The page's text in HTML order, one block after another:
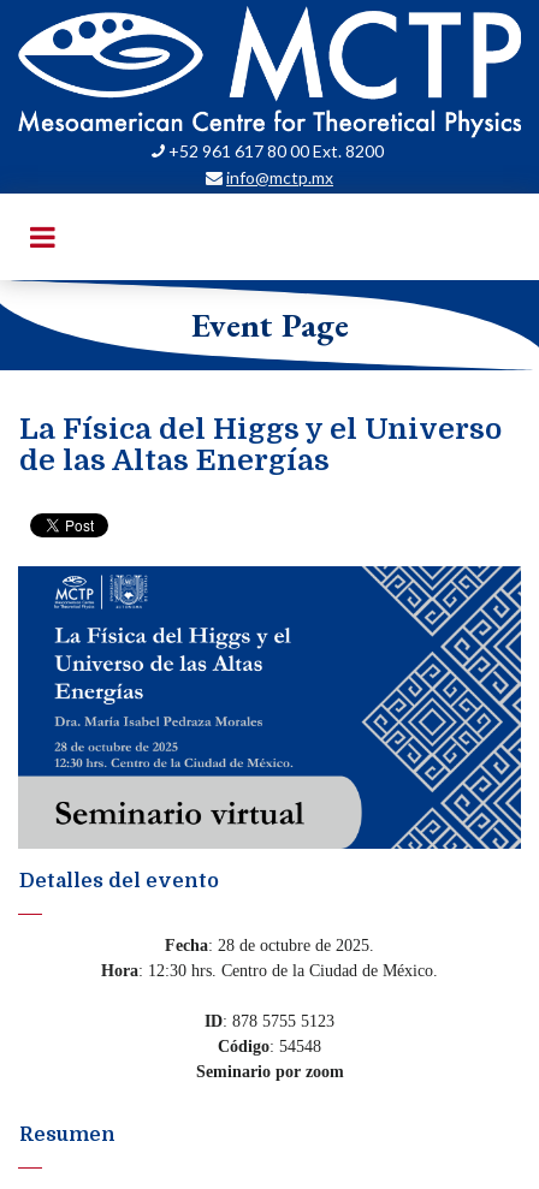
 +52 961 617 80 00 Ext. 8200
 info@mctp.mx
Event Page
La Física del Higgs y el Universo
de las Altas Energías
Detalles del evento
Fecha: 28 de octubre de 2025.
Hora: 12:30 hrs. Centro de la Ciudad de México.
ID: 878 5755 5123
Código: 54548
Seminario por zoom
Resumen